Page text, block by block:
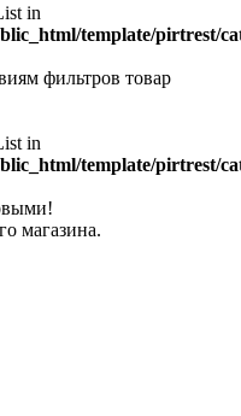
in
template/pirtrest/
фильтров товар
in
template/pirtrest/
магазина.